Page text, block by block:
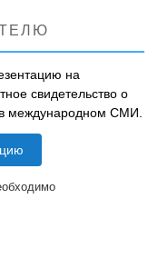
на
свидетельство о
в международном СМИ.